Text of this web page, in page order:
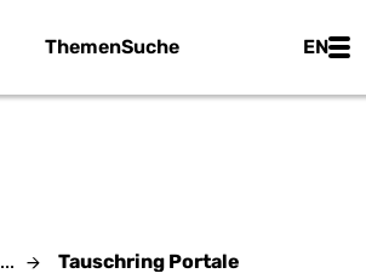
ThemenSuche EN
... Tauschring Portale